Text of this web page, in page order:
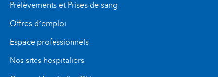
Prélèvements et Prises de sang
Offres d’emploi
Espace professionnels
Nos sites hospitaliers